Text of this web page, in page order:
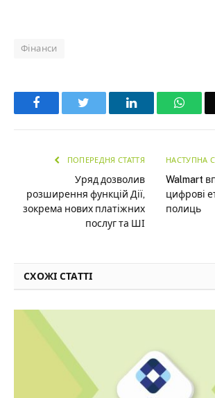
Фінанси
Facebook LinkedIn
ПОПЕРЕДНЯ СТАТТЯ
Уряд дозволив
розширення функцій Дії,
зокрема нових платіжних
послуг та ШІ
НАСТУПНА
Walmart
цифрові
полиць
СХОЖІ СТАТТІ